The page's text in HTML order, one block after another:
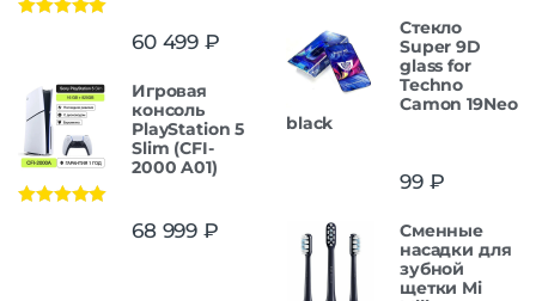
60 499 ₽
Игровая
консоль
PlayStation 5
Slim (CFI-
2000 A01)
68 999 ₽
Стекло
Super 9D
glass for
Techno
Camon 19Neo
black
99₽
Сменные
насадки для
зубной
щетки Mi